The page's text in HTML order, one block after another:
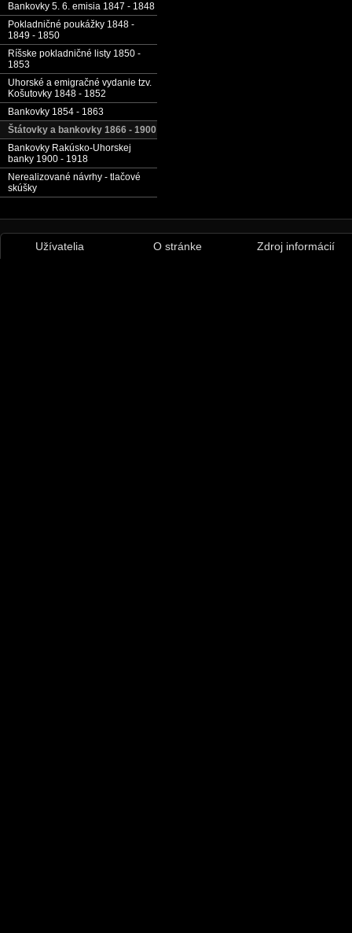
Bankovky 5. 6. emisia 1847 - 1848
Pokladničné poukážky 1848 -
1849 - 1850
Ríšske pokladničné listy 1850 -
1853
Uhorské a emigračné vydanie tzv.
Košutovky 1848 - 1852
Bankovky 1854 - 1863
Štátovky a bankovky 1866 - 1900
Bankovky Rakúsko-Uhorskej
banky 1900 - 1918
Nerealizované návrhy - tlačové
skúšky
Užívatelia O stránke Zdroj informácií